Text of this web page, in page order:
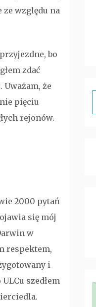
ze względu na
bo
zdać
że
pięciu
rejonów.
2000 pytań
się mój
w
respektem,
i
szedłem